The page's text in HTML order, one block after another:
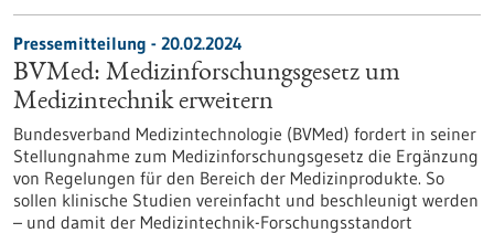
Pressemitteilung - 20.02.2024
BVMed: Medizinforschungsgesetz um
Medizintechnik erweitern
Bundesverband Medizintechnologie (BVMed) fordert in seiner
Stellungnahme zum Medizinforschungsgesetz die Ergänzung
von Regelungen für den Bereich der Medizinprodukte. So
sollen klinische Studien vereinfacht und beschleunigt werden
– und damit der Medizintechnik-Forschungsstandort